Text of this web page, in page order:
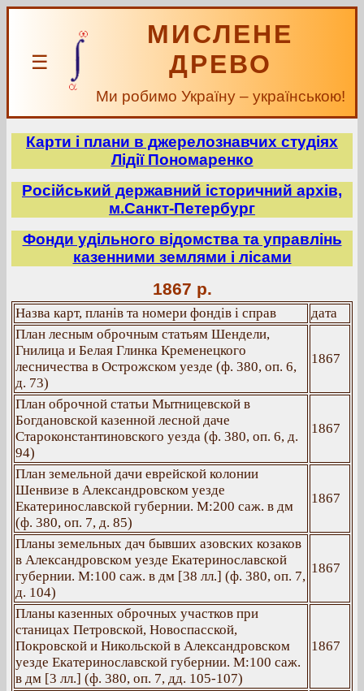
☰
МИСЛЕНЕ
ДРЕВО
Ми робимо Україну – українською!
Карти і плани в джерелознавчих студіях
Лідії Пономаренко
Російський державний історичний архів,
м.Санкт-Петербург
Фонди удільного відомства та управлінь
казенними землями і лісами
1867 р.
Назва карт, планів та номери фондів і справ
дата
План лесным оброчным статьям Шендели,
Гнилица и Белая Глинка Кременецкого
лесничества в Острожском уезде (ф. 380, оп. 6,
д. 73)
1867
План оброчной статьи Мытницевской в
Богдановской казенной лесной даче
Староконстантиновского уезда (ф. 380, оп. 6, д.
94)
1867
План земельной дачи еврейской колонии
Шенвизе в Александровском уезде
Екатеринославской губернии. М:200 саж. в дм
(ф. 380, оп. 7, д. 85)
1867
Планы земельных дач бывших азовских козаков
в Александровском уезде Екатеринославской
губернии. М:100 саж. в дм [38 лл.] (ф. 380, оп. 7,
д. 104)
1867
Планы казенных оброчных участков при
станицах Петровской, Новоспасской,
Покровской и Никольской в Александровском
уезде Екатеринославской губернии. М:100 саж.
в дм [3 лл.] (ф. 380, оп. 7, дд. 105-107)
1867